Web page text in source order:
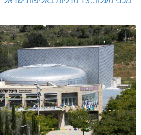
מתחברים: הגליל המערבי והעליון